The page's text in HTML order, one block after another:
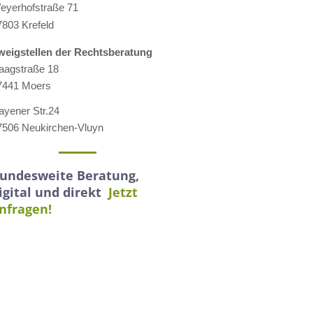
71
Krefeld
der Rechtsberatung
18
Moers
Str.24
Neukirchen-Vluyn
Beratung,
und direkt Jetzt